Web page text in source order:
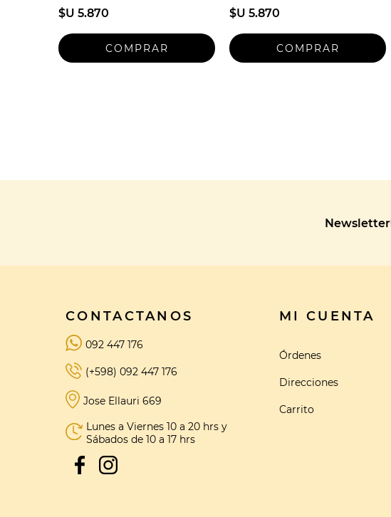
$U 5.870 $U 5.870
Newsletter
CONTACTANOS
092 447 176
(+598) 092 447 176
Jose Ellauri 669
Lunes a Viernes 10 a 20 hrs y
Sábados de 10 a 17 hrs
MI CUENTA
Órdenes
Direcciones
Carrito